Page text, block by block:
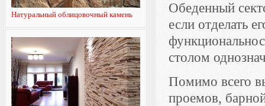
Натуральный облицовочный камень
Обеденный
если отделать
столом
Помимо всего
проемов,